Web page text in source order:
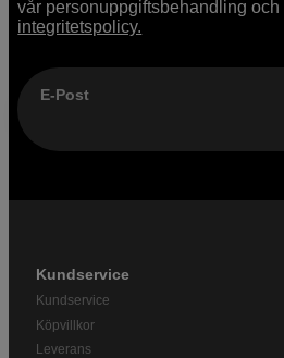
vår personuppgiftsbehandling
integritetspolicy.
E-Post
Kundservice
Kundservice
Köpvillkor
Leverans